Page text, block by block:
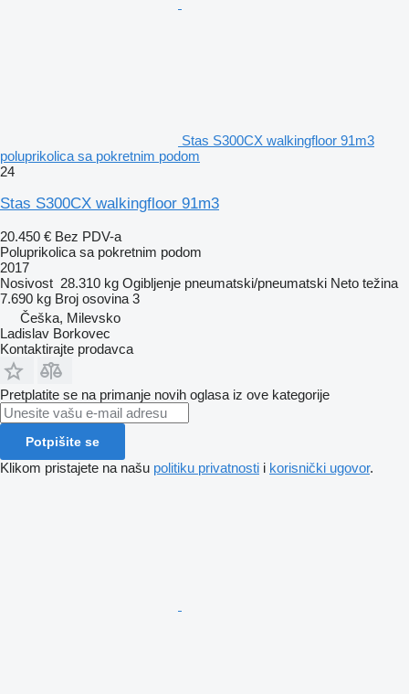
Stas S300CX walkingfloor 91m3
poluprikolica sa pokretnim podom
24
Stas S300CX walkingfloor 91m3
20.450 € Bez PDV-a
Poluprikolica sa pokretnim podom
2017
Nosivost 28.310 kg Ogibljenje pneumatski/pneumatski Neto težina
7.690 kg Broj osovina 3
Češka, Milevsko
Ladislav Borkovec
Kontaktirajte prodavca
Pretplatite se na primanje novih oglasa iz ove kategorije
Potpišite se
Klikom pristajete na našu politiku privatnosti i korisnički ugovor.